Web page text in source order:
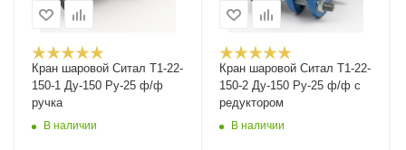
Кран шаровой Cитал T1-22-
150-1 Ду-150 Ру-25 ф/ф
ручка
В наличии
Кран шаровой Cитал T1-22-
150-2 Ду-150 Ру-25 ф/ф с
редуктором
В наличии